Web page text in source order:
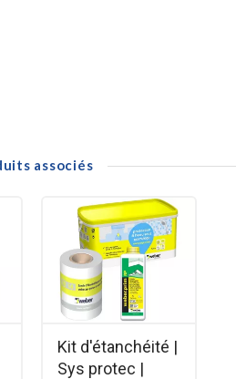
passive.
colle.
limiter fissures.
associés
Kit d'étanchéité |
Sys protec |